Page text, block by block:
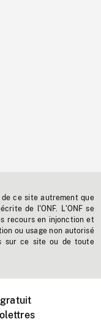
ce site autrement que
de l'ONF. L'ONF se
recours en injonction et
ou usage non autorisé
sur ce site ou de toute